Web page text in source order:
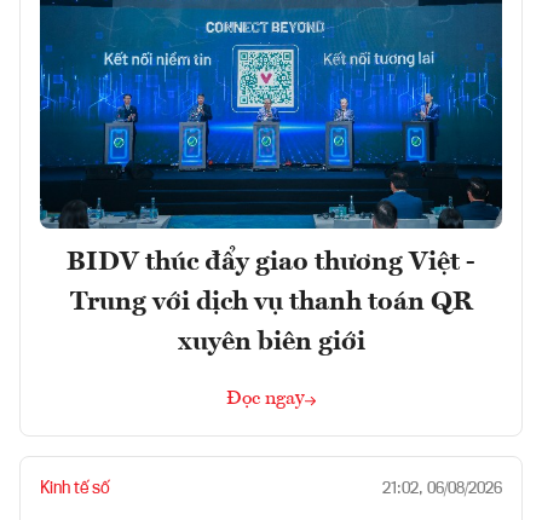
BIDV thúc đẩy giao thương Việt -
Trung với dịch vụ thanh toán QR
xuyên biên giới
Đọc ngay
Kinh tế số 21:02, 06/08/2026